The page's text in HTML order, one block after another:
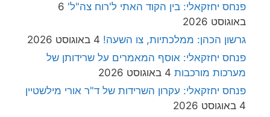
פנחס יחזקאלי: בין הקוד האתי ל'רוח צה"ל' 6
באוגוסט 2026
גרשון הכהן: ממלכתיות, צו השעה! 4 באוגוסט 2026
פנחס יחזקאלי: אוסף המאמרים על שרידותן של
מערכות מורכבות 4 באוגוסט 2026
פנחס יחזקאלי: עקרון השרידות של ד"ר אורי מילשטיין
4 באוגוסט 2026